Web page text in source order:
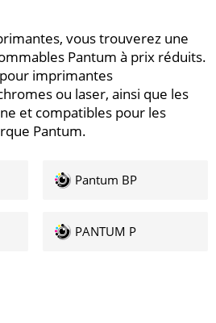
vous trouverez une
Pantum à prix réduits.
imprimantes
ou laser, ainsi que les
et compatibles pour les
Pantum.
Pantum BP
PANTUM P